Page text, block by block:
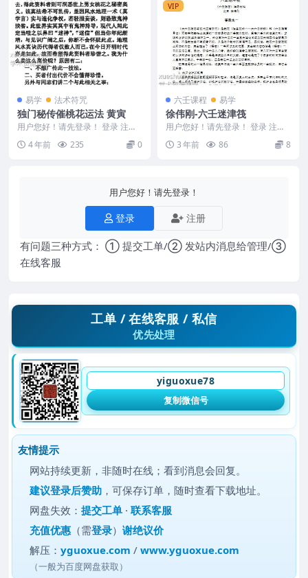
易学 法术符咒
独门秘传催桃花运法 黄寅
用户您好！请先登录！ 登录 注册
独门秘传催桃花运法 黄寅 22w414
4 年前 235 0
VIP
六壬课程 易学
徐伟刚-六壬迷津筏
用户您好！请先登录！ 登录 注册
编号：Y2308-258-25 徐伟刚-六壬
迷...3 年前 86 8
用户您好！请先登录！
登录 注册
有问题三种方式： ① 提交工单/② 发站内消息给管理/③
在线客服
工单 / 在线客服 / 私信
优先处理
yiguoxue78
复制微信号
友情提示
网站持续更新，非随时在线；看到消息会回复。
建议登录后赞助 ，可保存订单，随时查看下载地址。
网盘失效：提交工单 ·联系客服
充值优惠 （需登录）谢绝议价
解压：yguoxue.com /www.yguoxue.com
（一般为百度网盘获取）